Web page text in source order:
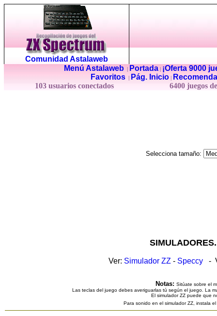
Comunidad Astalaweb
Menú Astalaweb| Portada|
¡Oferta 9000
Favoritos
Pág. Inicio
103 usuarios conectados
6400 juegos
Selecciona tamaño:
Ver: Simulador ZZ - Speccy -
Notas: Sitúate sobre el
Las teclas del juego debes averiguarlas tú según el juego. La
El simulador ZZ puede que
Para sonido en el simulador ZZ, instala